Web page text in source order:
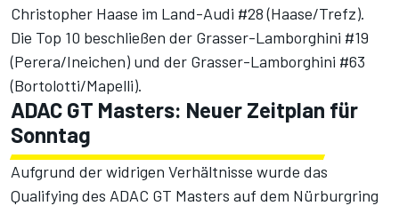
Christopher Haase im Land-Audi #28 (Haase/Trefz).
Die Top 10 beschließen der Grasser-Lamborghini #19
(Perera/Ineichen) und der Grasser-Lamborghini #63
(Bortolotti/Mapelli).
ADAC GT Masters: Neuer Zeitplan für
Sonntag
Aufgrund der widrigen Verhältnisse wurde das
Qualifying des ADAC GT Masters auf dem Nürburgring